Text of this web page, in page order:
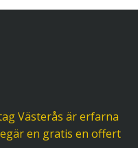
Västerås är erfarna
en gratis en offert